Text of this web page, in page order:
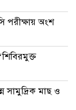
পরীক্ষায় অংশ
সামুদ্রিক মাছ ও